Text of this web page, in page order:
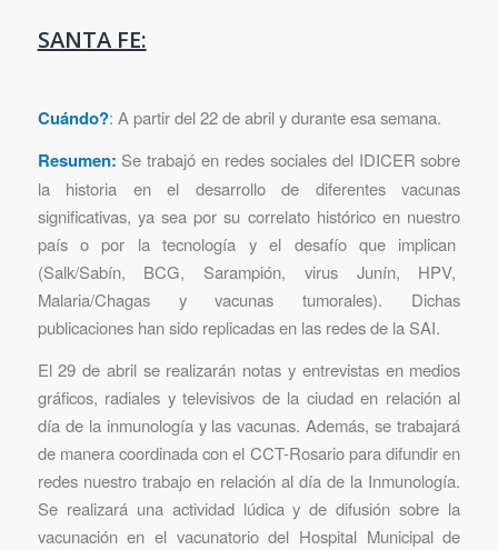
SANTA FE:
Cuándo?: A partir del 22 de abril y durante esa semana.
Resumen: Se trabajó en redes sociales del IDICER sobre
la historia en el desarrollo de diferentes vacunas
significativas, ya sea por su correlato histórico en nuestro
país o por la tecnología y el desafío que implican
(Salk/Sabín, BCG, Sarampión, virus Junín, HPV,
Malaria/Chagas y vacunas tumorales). Dichas
publicaciones han sido replicadas en las redes de la SAI.
El 29 de abril se realizarán notas y entrevistas en medios
gráficos, radiales y televisivos de la ciudad en relación al
día de la inmunología y las vacunas. Además, se trabajará
de manera coordinada con el CCT-Rosario para difundir en
redes nuestro trabajo en relación al día de la Inmunología.
Se realizará una actividad lúdica y de difusión sobre la
vacunación en el vacunatorio del Hospital Municipal de